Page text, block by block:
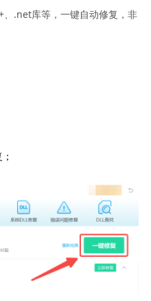
、.net库等，一键自动修复，非